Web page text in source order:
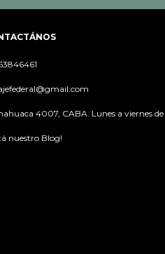
4007, CABA. Lunes a viernes de
nuestro Blog!